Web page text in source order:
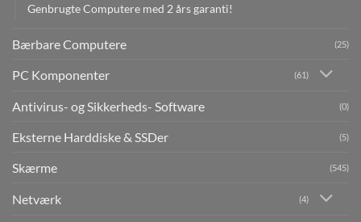
Genbrugte Computere med 2 års garanti!
Bærbare Computere (25)
PC Komponenter (61)
Antivirus- og Sikkerheds- Software (0)
Eksterne Harddiske & SSDer (5)
Skærme (545)
Netværk (4)